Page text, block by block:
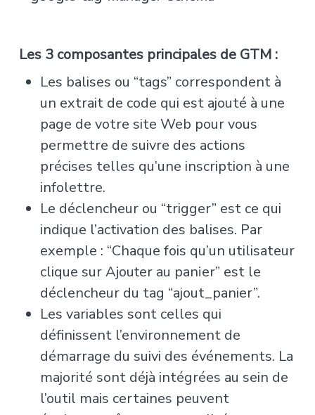
Les 3 composantes principales de GTM :
Les balises ou “tags” correspondent à
un extrait de code qui est ajouté à une
page de votre site Web pour vous
permettre de suivre des actions
précises telles qu’une inscription à une
infolettre.
Le déclencheur ou “trigger” est ce qui
indique l’activation des balises. Par
exemple : “Chaque fois qu’un utilisateur
clique surAjouter au panier” est le
déclencheur du tag “ajout_panier”.
Les variables sont celles qui
définissent l’environnement de
démarrage du suivi des événements. La
majorité sont déjà intégrées au sein de
l’outil mais certaines peuvent